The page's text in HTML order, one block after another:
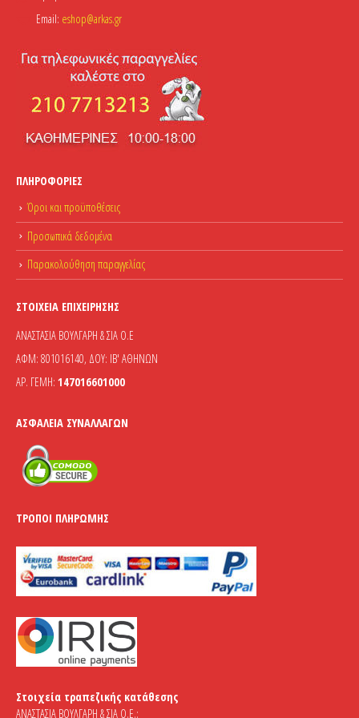
Email: eshop@arkas.gr
ΠΛΗΡΟΦΟΡΊΕΣ
Όροι και προϋποθέσεις
Προσωπικά δεδομένα
Παρακολούθηση παραγγελίας
ΣΤΟΙΧΕΊΑ ΕΠΙΧΕΊΡΗΣΗΣ
ΑΝΑΣΤΑΣΙΑ ΒΟΥΛΓΑΡΗ & ΣΙΑ Ο.Ε
ΑΦΜ: 801016140, ΔΟΥ: ΙΒ' ΑΘΗΝΩΝ
ΑΡ. ΓΕΜΗ: 147016601000
ΑΣΦΆΛΕΙΑ ΣΥΝΑΛΛΑΓΏΝ
ΤΡΌΠΟΙ ΠΛΗΡΩΜΉΣ
Στοιχεία τραπεζικής κατάθεσης
ΑΝΑΣΤΑΣΙΑ ΒΟΥΛΓΑΡΗ & ΣΙΑ Ο.Ε.: